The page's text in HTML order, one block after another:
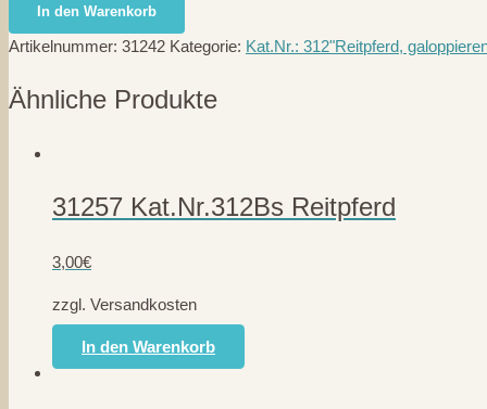
Kat.Nr.312Bdb
dunkelbraun
Menge
In den Warenkorb
Artikelnummer: 31242 Kategorie: Kat.Nr.: 312"Reitpferd,
Ähnliche Produkte
31257 Kat.Nr.312Bs Reitpferd
3,00€
zzgl. Versandkosten
In den Warenkorb